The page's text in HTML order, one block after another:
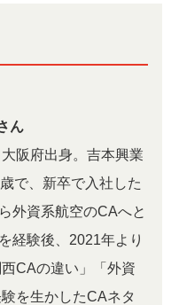
ん
阪府出身。吉本興業
で、新卒で入社した
外資系航空のCAへと
経験後、2021年より
CAの違い」「外資
を生かしたCAネタ